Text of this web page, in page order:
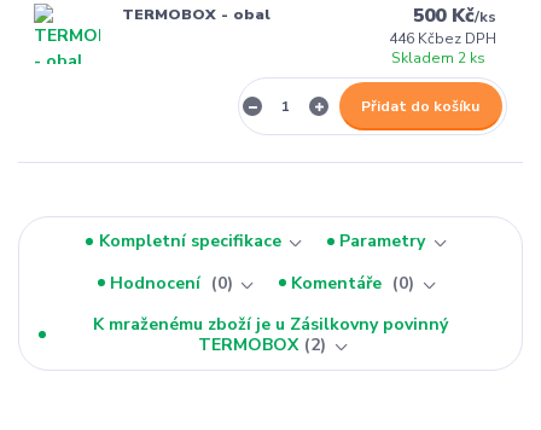
TERMOBOX - obal 500 Kč/ks
446 Kčbez DPH
Skladem 2 ks
Přidat do košíku
Kompletní specifikace
Parametry
Hodnocení
0 Komentáře
0
K mraženému zboží je u Zásilkovny povinný
TERMOBOX 2